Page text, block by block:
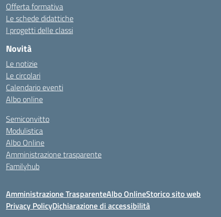
Offerta formativa
Le schede didattiche
I progetti delle classi
Novità
Le notizie
Le circolari
Calendario eventi
Albo online
Semiconvitto
Modulistica
Albo Online
Amministrazione trasparente
Familyhub
Amministrazione TrasparenteAlbo OnlineStorico sito web
Privacy PolicyDichiarazione di accessibilità